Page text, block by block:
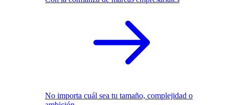
No importa cuál sea tu tamaño, complejidad o